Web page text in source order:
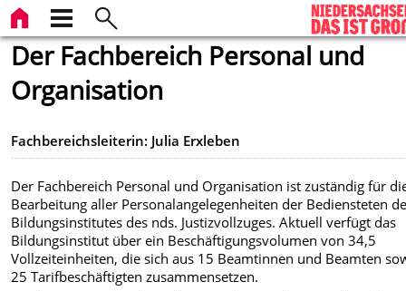
Der Fachbereich Personal und
Organisation
Fachbereichsleiterin: Julia Erxleben
Der Fachbereich Personal und Organisation ist zuständig für
Bearbeitung aller Personalangelegenheiten der Bediensteten
Bildungsinstitutes des nds. Justizvollzuges. Aktuell verfügt das
Bildungsinstitut über ein Beschäftigungsvolumen von 34,5
Vollzeiteinheiten, die sich aus 15 Beamtinnen und Beamten
25 Tarifbeschäftigten zusammensetzen.